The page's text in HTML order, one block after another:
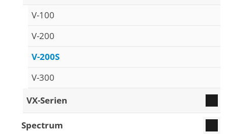
V-100
V-200
V-200S
V-300
VX-Serien
Spectrum